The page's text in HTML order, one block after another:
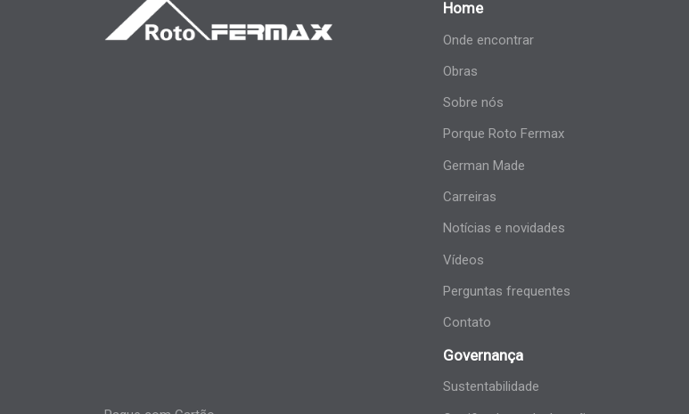
Home
Onde encontrar
Obras
Sobre nós
Porque Roto Fermax
German Made
Carreiras
Notícias e novidades
Vídeos
Perguntas frequentes
Contato
Governança
Sustentabilidade